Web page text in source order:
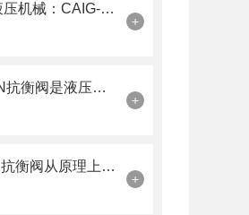
上海然海液压机械：CAIG-LGN抗衡阀的品质之选——实测数据解析
+
CBEA-LHN抗衡阀是液压系统中的平衡卫士
+
CAIG-LGN抗衡阀从原理上可分解为以下三个层面
+